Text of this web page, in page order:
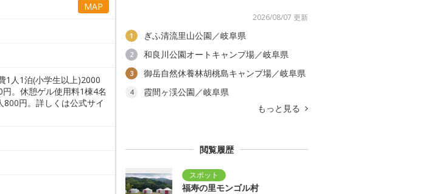
MAP
1人1泊(小学生以上)2000
。休憩ゲル使用料1棟4名
円。詳しくは公式サイ
2026/08/07 更新
1 ぎふ清流里山公園／岐阜県
2 和良川公園オートキャンプ場／岐阜県
3 御岳自然休養林胡桃島キャンプ場／岐阜県
4
霞間ヶ渓公園／岐阜県
もっと見る
閲覧履歴
福寿の里モンゴル村